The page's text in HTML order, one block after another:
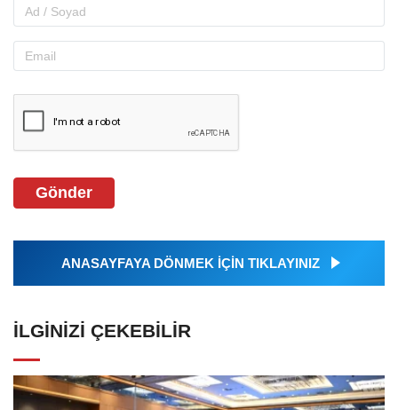
Gönder
ANASAYFAYA DÖNMEK İÇİN TIKLAYINIZ
İLGINIZI ÇEKEBILIR